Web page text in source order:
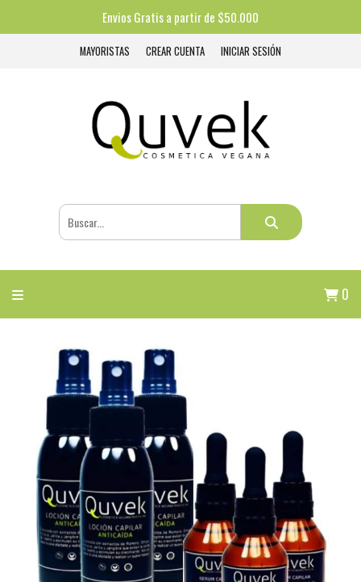
Envios Gratis a partir de $50.000
MAYORISTAS CREAR CUENTA INICIAR SESIÓN
0